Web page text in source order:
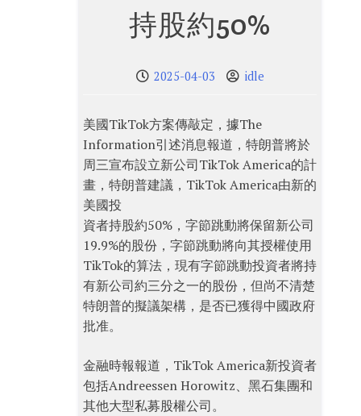
持股約50%
2025-04-03 idle
美國TikTok方案傳敲定，據The
Information引述消息報道，特朗普將於
周三宣布設立新公司TikTok America的計
畫，特朗普建議，TikTok America由新的
美國投
資者持股約50%，字節跳動將保留新公司
19.9%的股份，字節跳動將向其授權使用
TikTok的算法，現有字節跳動投資者將持
有新公司約三分之一的股份，但尚不清楚
特朗普的擬議架構，是否已獲得中國政府
批准。
金融時報報道，TikTok America新投資者
包括Andreessen Horowitz、黑石集團和
其他大型私募股權公司。